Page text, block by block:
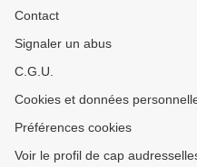
Contact
Signaler un abus
C.G.U.
Cookies et données
Préférences cookies
Voir le profil de cap